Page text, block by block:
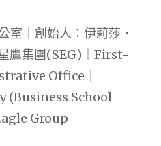
室｜創始人：伊莉莎・
鷹集團(SEG)｜First-
Office｜
(Business School
Group